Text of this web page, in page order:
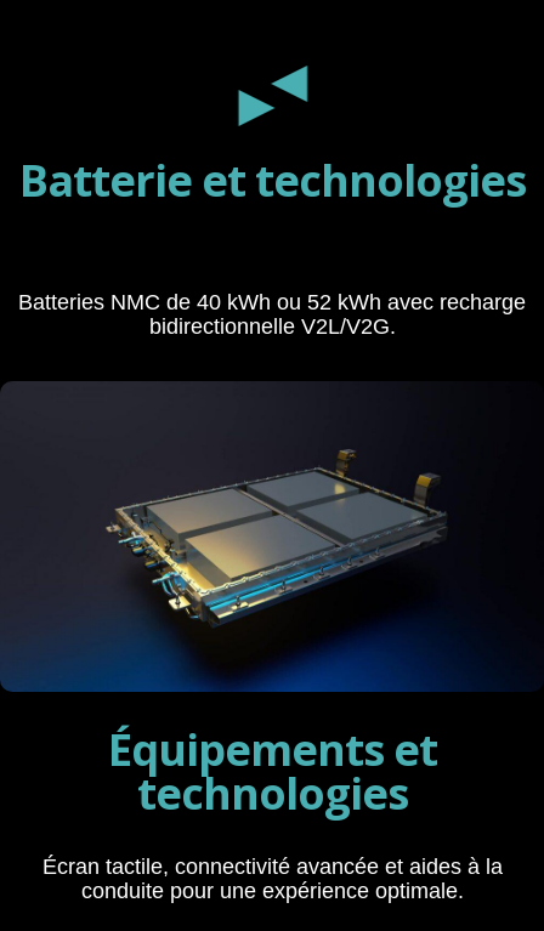
◄
►
Batterie et technologies
Batteries NMC de 40 kWh ou 52 kWh avec recharge
bidirectionnelle V2L/V2G.
Batterie et technologies
Plus d'information ici
Équipements et
technologies
Écran tactile, connectivité avancée et aides à la
conduite pour une expérience optimale.